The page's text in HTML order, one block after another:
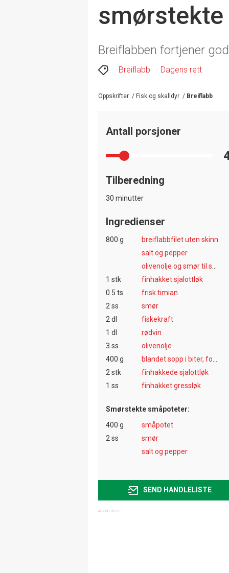
Breiflabben fortjener
Breiflabb Dagens rett
Oppskrifter / Fisk og skalldyr / Breiflabb
Antall porsjoner
Tilberedning
30 minutter
Ingredienser
800 g
breiflabbfilet uten skinn
salt og pepper
1 stk
finhakket sjalottløk
0.5 ts
frisk timian
2 ss
smør
2 dl
fiskekraft
1 dl
rødvin
3 ss
olivenolje
400 g
2 stk
finhakkede sjalottløk
1 ss
finhakket gressløk
Smørstekte småpoteter:
400 g
småpotet
2 ss
smør
salt og pepper
SEND HANDLELISTE